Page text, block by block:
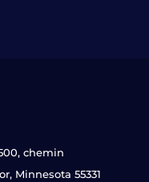
chemin
Minnesota 55331